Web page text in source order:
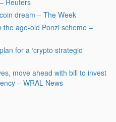
Reuters
dream – The Week
age-old Ponzi scheme –
for a ‘crypto strategic
move ahead with bill to invest
– WRAL News